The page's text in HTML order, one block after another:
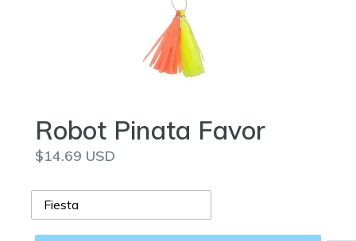
Robot Pinata Favor
Precio
$14.69 USD